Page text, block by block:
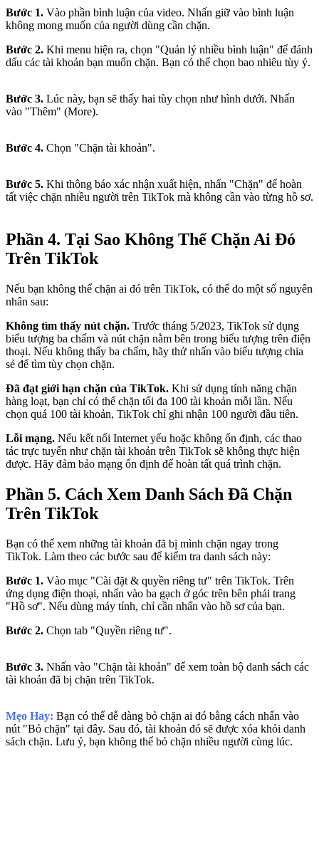
Bước 1. Vào phần bình luận của video. Nhấn giữ vào bình luận
không mong muốn của người dùng cần chặn.
Bước 2. Khi menu hiện ra, chọn "Quản lý nhiều bình luận" để đánh
dấu các tài khoản bạn muốn chặn. Bạn có thể chọn bao nhiêu tùy ý.
Bước 3. Lúc này, bạn sẽ thấy hai tùy chọn như hình dưới. Nhấn
vào "Thêm" (More).
Bước 4. Chọn "Chặn tài khoản".
Bước 5. Khi thông báo xác nhận xuất hiện, nhấn "Chặn" để hoàn
tất việc chặn nhiều người trên TikTok mà không cần vào từng hồ sơ.
Phần 4. Tại Sao Không Thể Chặn Ai Đó
Trên TikTok
Nếu bạn không thể chặn ai đó trên TikTok, có thể do một số nguyên
nhân sau:
Không tìm thấy nút chặn. Trước tháng 5/2023, TikTok sử dụng
biểu tượng ba chấm và nút chặn nằm bên trong biểu tượng trên điện
thoại. Nếu không thấy ba chấm, hãy thử nhấn vào biểu tượng chia
sẻ để tìm tùy chọn chặn.
Đã đạt giới hạn chặn của TikTok. Khi sử dụng tính năng chặn
hàng loạt, bạn chỉ có thể chặn tối đa 100 tài khoản mỗi lần. Nếu
chọn quá 100 tài khoản, TikTok chỉ ghi nhận 100 người đầu tiên.
Lỗi mạng. Nếu kết nối Internet yếu hoặc không ổn định, các thao
tác trực tuyến như chặn tài khoản trên TikTok sẽ không thực hiện
được. Hãy đảm bảo mạng ổn định để hoàn tất quá trình chặn.
Phần 5. Cách Xem Danh Sách Đã Chặn
Trên TikTok
Bạn có thể xem những tài khoản đã bị mình chặn ngay trong
TikTok. Làm theo các bước sau để kiểm tra danh sách này:
Bước 1. Vào mục "Cài đặt & quyền riêng tư" trên TikTok. Trên
ứng dụng điện thoại, nhấn vào ba gạch ở góc trên bên phải trang
"Hồ sơ". Nếu dùng máy tính, chỉ cần nhấn vào hồ sơ của bạn.
Bước 2. Chọn tab "Quyền riêng tư".
Bước 3. Nhấn vào "Chặn tài khoản" để xem toàn bộ danh sách các
tài khoản đã bị chặn trên TikTok.
Mẹo Hay: Bạn có thể dễ dàng bỏ chặn ai đó bằng cách nhấn vào
nút "Bỏ chặn" tại đây. Sau đó, tài khoản đó sẽ được xóa khỏi danh
sách chặn. Lưu ý, bạn không thể bỏ chặn nhiều người cùng lúc.